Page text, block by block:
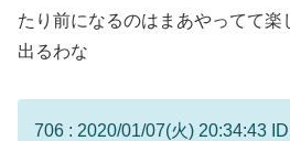
たり前になるのはまあやってて楽
出るわな
706 : 2020/01/07(火) 20:34:43